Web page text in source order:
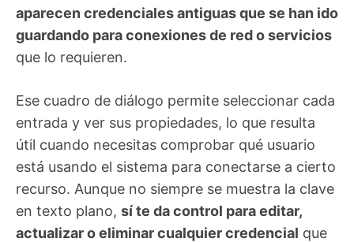
aparecen credenciales antiguas que se han ido
guardando para conexiones de red o servicios
que lo requieren.
Ese cuadro de diálogo permite seleccionar cada
entrada y ver sus propiedades, lo que resulta
útil cuando necesitas comprobar qué usuario
está usando el sistema para conectarse a cierto
recurso. Aunque no siempre se muestra la clave
en texto plano, sí te da control para editar,
actualizar o eliminar cualquier credencial que